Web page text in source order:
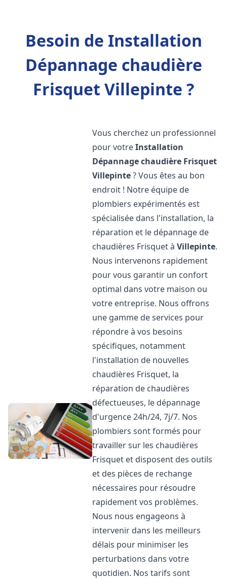
Besoin de Installation
Dépannage chaudière
Frisquet Villepinte ?
Vous cherchez un professionnel
pour votreInstallation
Dépannage chaudière Frisquet
Villepinte? Vous êtes au bon
endroit ! Notre équipe de
plombiers expérimentés est
spécialisée dans l'installation, la
réparation et le dépannage de
chaudières Frisquet àVillepinte.
Nous intervenons rapidement
pour vous garantir un confort
optimal dans votre maison ou
votre entreprise. Nous offrons
une gamme de services pour
répondre à vos besoins
spécifiques, notamment
l'installation de nouvelles
chaudières Frisquet, la
réparation de chaudières
défectueuses, le dépannage
d'urgence 24h/24, 7j/7. Nos
plombiers sont formés pour
travailler sur les chaudières
Frisquet et disposent des outils
et des pièces de rechange
nécessaires pour résoudre
rapidement vos problèmes.
Nous nous engageons à
intervenir dans les meilleurs
délais pour minimiser les
perturbations dans votre
quotidien. Nos tarifs sont